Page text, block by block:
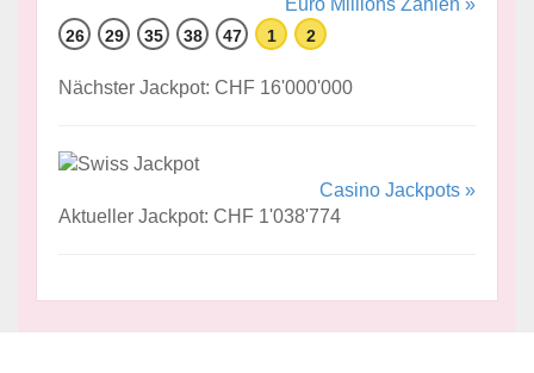
Euro Millions Zahlen »
26 29 35 38 47 1 2
Nächster Jackpot: CHF 16'000'000
Casino Jackpots »
Aktueller Jackpot: CHF 1'038'774